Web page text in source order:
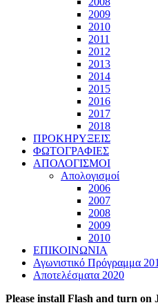
2009
2010
2011
2012
2013
2014
2015
2016
2017
2018
ΠΡΟΚΗΡΥΞΕΙΣ
ΦΩΤΟΓΡΑΦΙΕΣ
ΑΠΟΛΟΓΙΣΜΟΙ
Απολογισμοί
2006
2007
2008
2009
2010
ΕΠΙΚΟΙΝΩΝΙΑ
Αγωνιστικό Πρόγραμμα
Αποτελέσματα 2020
Please install Flash and turn on